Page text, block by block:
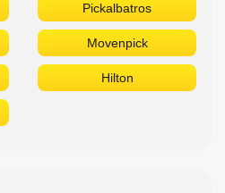
Pickalbatros
Movenpick
Hilton